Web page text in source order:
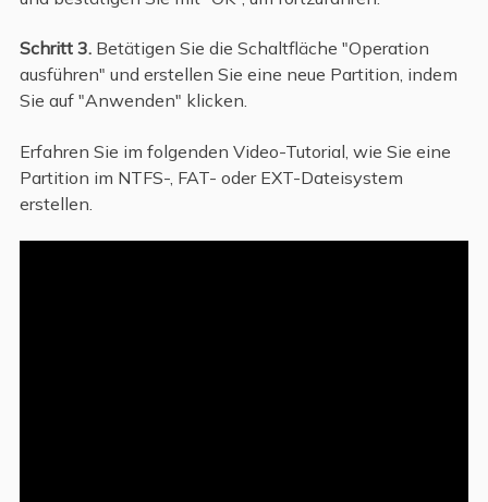
Schritt 3. Betätigen Sie die Schaltfläche "Operation
ausführen" und erstellen Sie eine neue Partition, indem
Sie auf "Anwenden" klicken.
Erfahren Sie im folgenden Video-Tutorial, wie Sie eine
Partition im NTFS-, FAT- oder EXT-Dateisystem
erstellen.